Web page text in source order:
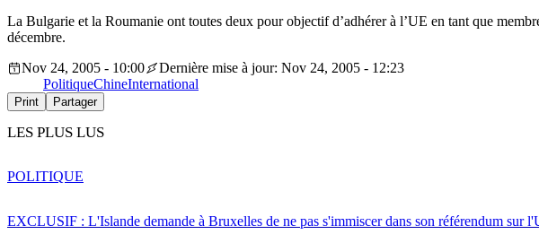
La Bulgarie et la Roumanie ont toutes deux pour objectif d’adhérer à l’UE en tant que
décembre.
Nov 24, 2005 - 10:00
Dernière mise à jour: Nov 24, 2005 - 12:23
PolitiqueChineInternational
Print Partager
LES PLUS LUS
EXCLUSIF : L'Islande demande à Bruxelles de ne pas s'immiscer dans son référendum sur
POLITIQUE